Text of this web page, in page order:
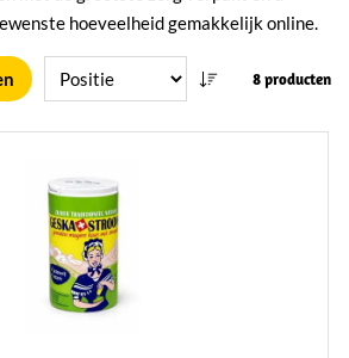
hoeveelheid gemakkelijk online.
8 producten